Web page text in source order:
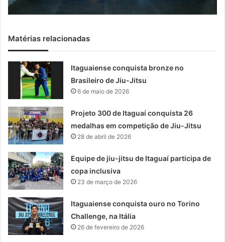
Matérias relacionadas
Itaguaiense conquista bronze no
Brasileiro de Jiu-Jitsu
6 de maio de 2026
Projeto 300 de Itaguaí conquista 26
medalhas em competição de Jiu-Jitsu
28 de abril de 2026
Equipe de jiu-jitsu de Itaguaí participa de
copa inclusiva
23 de março de 2026
Itaguaiense conquista ouro no Torino
Challenge, na Itália
26 de fevereiro de 2026